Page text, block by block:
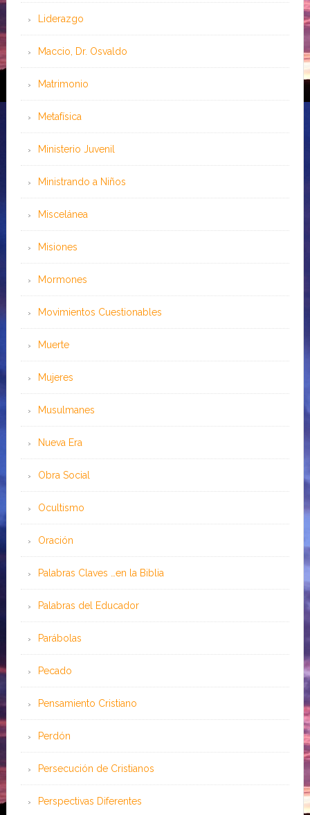
Liderazgo
Maccio, Dr. Osvaldo
Matrimonio
Metafísica
Ministerio Juvenil
Ministrando a Niños
Miscelánea
Misiones
Mormones
Movimientos Cuestionables
Muerte
Mujeres
Musulmanes
Nueva Era
Obra Social
Ocultismo
Oración
Palabras Claves …en la Biblia
Palabras del Educador
Parábolas
Pecado
Pensamiento Cristiano
Perdón
Persecución de Cristianos
Perspectivas Diferentes